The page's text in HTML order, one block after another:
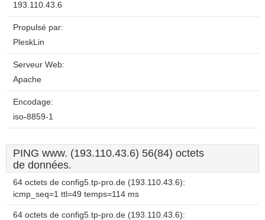
193.110.43.6
Propulsé par:
PleskLin
Serveur Web:
Apache
Encodage:
iso-8859-1
PING www. (193.110.43.6) 56(84) octets
de données.
64 octets de config5.tp-pro.de (193.110.43.6):
icmp_seq=1 ttl=49 temps=114 ms
64 octets de config5.tp-pro.de (193.110.43.6):